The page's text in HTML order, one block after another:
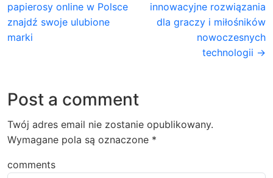
papierosy online w Polsce
znajdź swoje ulubione
marki
innowacyjne rozwiązania
dla graczy i miłośników
nowoczesnych
technologii →
Post a comment
Twój adres email nie zostanie opublikowany.
Wymagane pola są oznaczone *
comments